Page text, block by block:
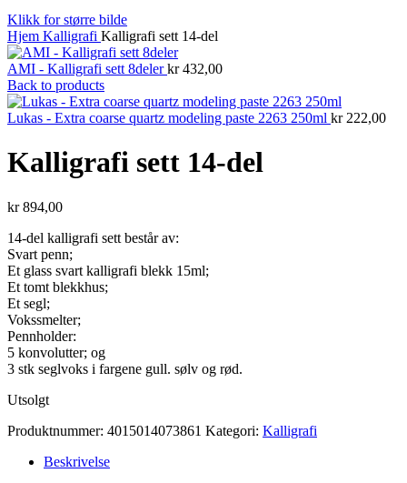
Klikk for større bilde
Hjem Kalligrafi Kalligrafi sett 14-del
AMI - Kalligrafi sett 8delerkr432,00
Back to products
Lukas - Extra coarse quartz modeling paste 2263 250ml kr222,00
Kalligrafi sett 14-del
kr894,00
14-del kalligrafi sett består av:
Svart penn;
Et glass svart kalligrafi blekk 15ml;
Et tomt blekkhus;
Et segl;
Vokssmelter;
Pennholder:
5 konvolutter; og
3 stk seglvoks i fargene gull. sølv og rød.
Utsolgt
Produktnummer: 4015014073861 Kategori: Kalligrafi
Beskrivelse